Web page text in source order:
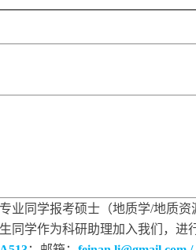
业同学报考硕士（地质学/地质资
同学作为科研助理加入我们，进